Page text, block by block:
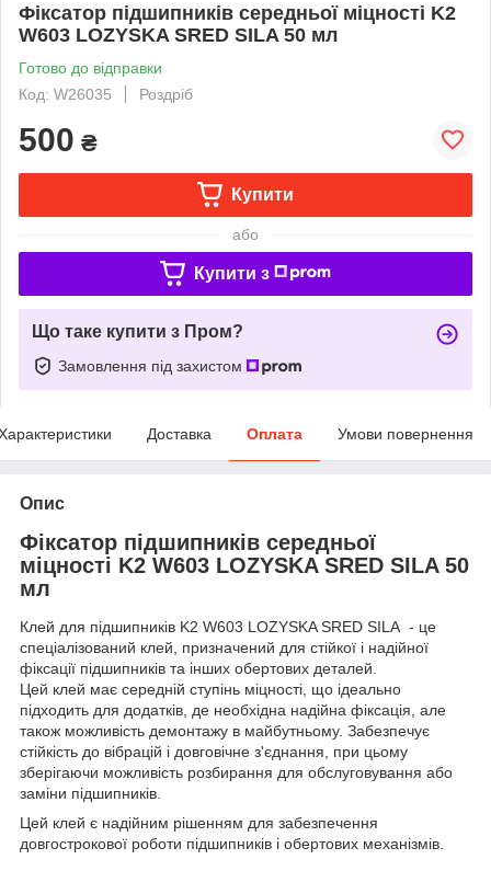
Фіксатор підшипників середньої міцності K2
W603 LOZYSKA SRED SILA 50 мл
Готово до відправки
Код: W26035
Роздріб
500 ₴
Купити
або
Купити з
Що таке купити з Пром?
Замовлення під захистом
Доставка Оплата Умови повернення
Опис
Фіксатор підшипників середньої
міцності K2 W603 LOZYSKA SRED SILA 50
мл
Клей для підшипників K2 W603 LOZYSKA SRED SILA - це
спеціалізований клей, призначений для стійкої і надійної
фіксації підшипників та інших обертових деталей.
Цей клей має середній ступінь міцності, що ідеально
підходить для додатків, де необхідна надійна фіксація, але
також можливість демонтажу в майбутньому. Забезпечує
стійкість до вібрацій і довговічне з'єднання, при цьому
зберігаючи можливість розбирання для обслуговування або
заміни підшипників.
Цей клей є надійним рішенням для забезпечення
довгострокової роботи підшипників і обертових механізмів.